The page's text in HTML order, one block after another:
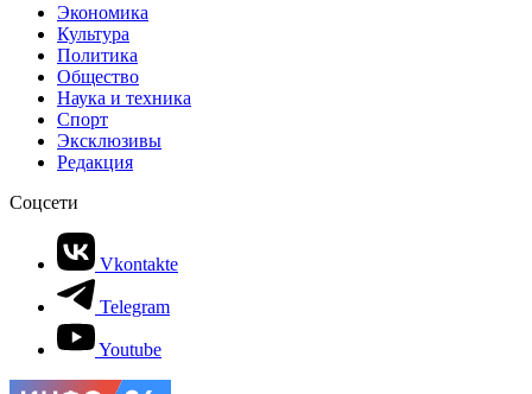
Экономика
Культура
Политика
Общество
Наука и техника
Спорт
Эксклюзивы
Редакция
Соцсети
Vkontakte
Telegram
Youtube